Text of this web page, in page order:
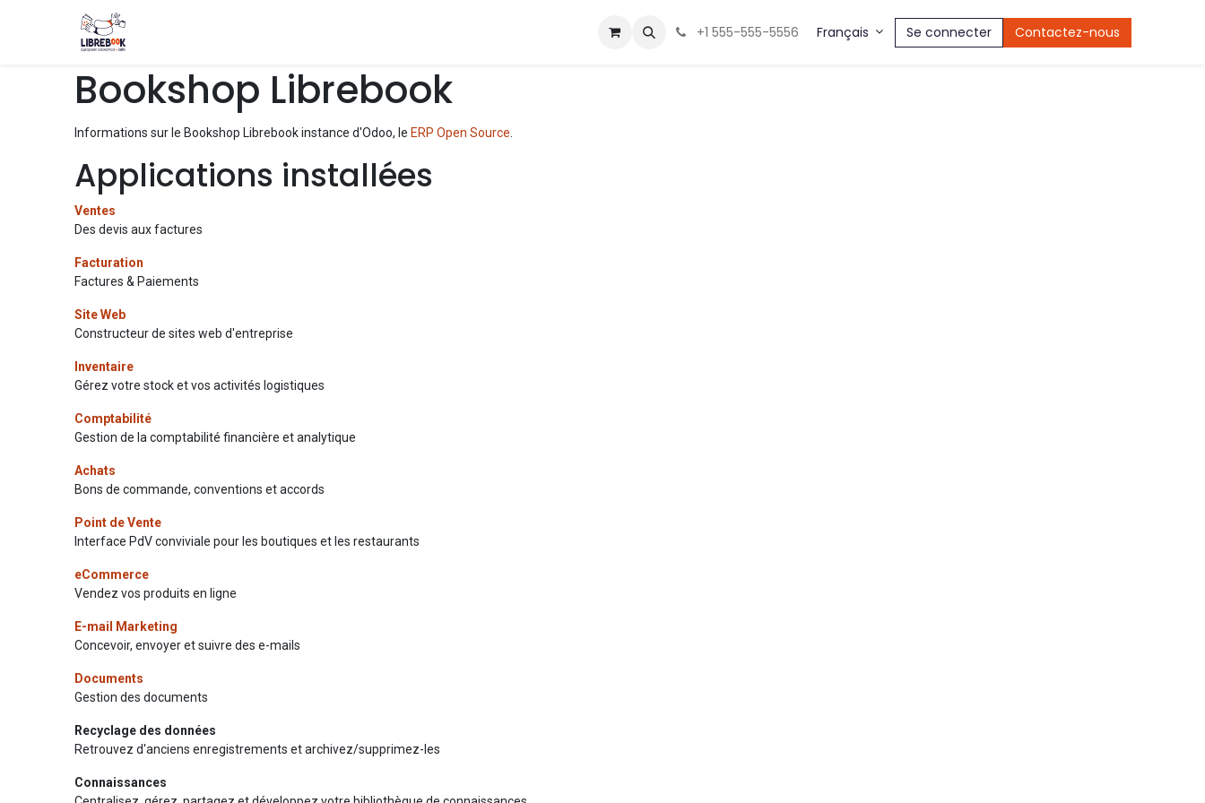
+1 555-555-5556 Français Se connecter Contactez-nous
Bookshop Librebook
Informations sur le Bookshop Librebook instance d'Odoo, le ERP Open Source
Applications installées
Ventes
Des devis aux factures
Facturation
Factures & Paiements
Site Web
Constructeur de sites web d'entreprise
Inventaire
Gérez votre stock et vos activités logistiques
Comptabilité
Gestion de la comptabilité financière et analytique
Achats
Bons de commande, conventions et accords
Point de Vente
Interface PdV conviviale pour les boutiques et les restaurants
eCommerce
Vendez vos produits en ligne
E-mail Marketing
Concevoir, envoyer et suivre des e-mails
Documents
Gestion des documents
Recyclage des données
Retrouvez d'anciens enregistrements et archivez/supprimez-les
Connaissances